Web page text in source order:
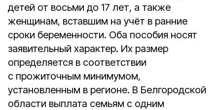
детей от восьми до 17 лет, а также
женщинам, вставшим на учёт в ранние
сроки беременности. Оба пособия носят
заявительный характер. Их размер
определяется в соответствии
с прожиточным минимумом,
установленным в регионе. В Белгородской
области выплата семьям с одним